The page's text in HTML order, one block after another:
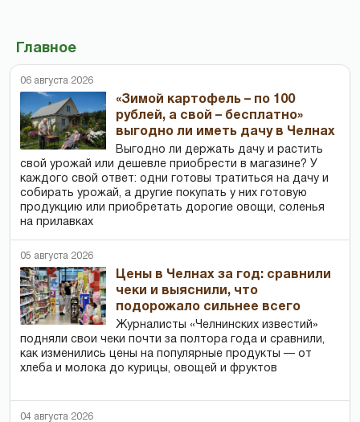
Главное
06 августа 2026
«Зимой картофель – по 100
рублей, а свой – бесплатно»
выгодно ли иметь дачу в Челнах
Выгодно ли держать дачу и растить
свой урожай или дешевле приобрести в магазине? У
каждого свой ответ: одни готовы тратиться на дачу и
собирать урожай, а другие покупать у них готовую
продукцию или приобретать дорогие овощи, соленья
на прилавках
05 августа 2026
Цены в Челнах за год: сравнили
чеки и выяснили, что
подорожало сильнее всего
Журналисты «Челнинских известий»
подняли свои чеки почти за полтора года и сравнили,
как изменились цены на популярные продукты — от
хлеба и молока до курицы, овощей и фруктов
04 августа 2026